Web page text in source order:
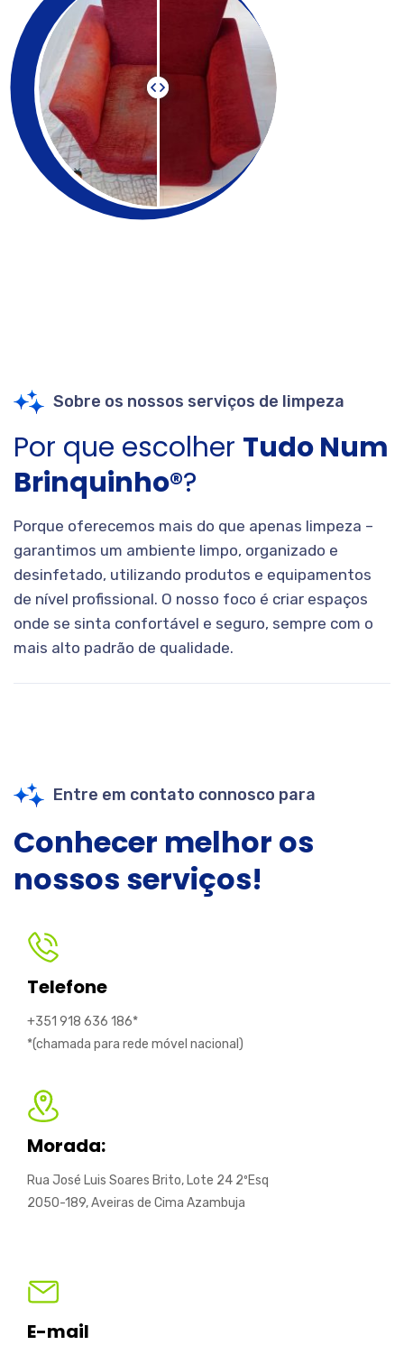
Sobre os nossos serviços de limpeza
Por que escolher Tudo Num
Brinquinho®?
Porque oferecemos mais do que apenas limpeza –
garantimos um ambiente limpo, organizado e
desinfetado, utilizando produtos e equipamentos
de nível profissional. O nosso foco é criar espaços
onde se sinta confortável e seguro, sempre com o
mais alto padrão de qualidade.
Entre em contato connosco para
Conhecer melhor os
nossos serviços!
Telefone
+351 918 636 186*
*(chamada para rede móvel nacional)
Morada:
Rua José Luis Soares Brito, Lote 24 2ºEsq
2050-189, Aveiras de Cima Azambuja
E-mail